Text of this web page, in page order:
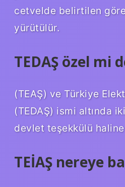
cetvelde belirtilen
yürütülür.
TEDAŞ özel mi
(TEAŞ) ve Türkiye
(TEDAŞ) ismi altında
devlet teşekkülü
TEİAŞ nereye